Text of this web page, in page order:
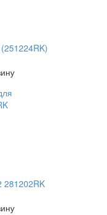
281202RK